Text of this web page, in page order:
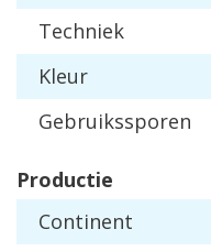
Techniek
Kleur
Gebruikssporen
Productie
Continent